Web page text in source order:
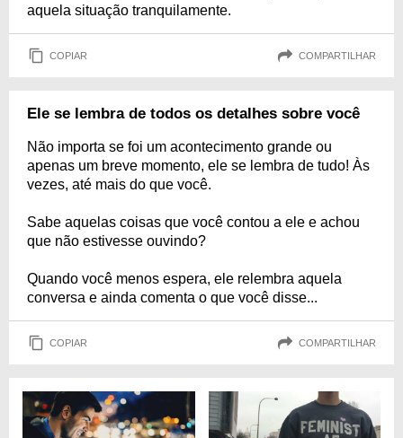
aquela situação tranquilamente.
COPIAR COMPARTILHAR
Ele se lembra de todos os detalhes sobre você
Não importa se foi um acontecimento grande ou
apenas um breve momento, ele se lembra de tudo! Às
vezes, até mais do que você.
Sabe aquelas coisas que você contou a ele e achou
que não estivesse ouvindo?
Quando você menos espera, ele relembra aquela
conversa e ainda comenta o que você disse...
COPIAR COMPARTILHAR